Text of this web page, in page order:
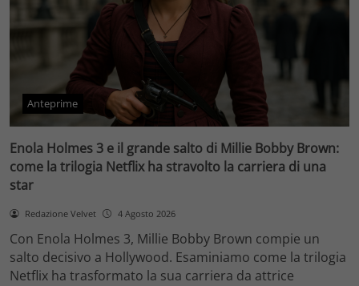
Anteprime
Enola Holmes 3 e il grande salto di Millie Bobby Brown:
come la trilogia Netflix ha stravolto la carriera di una
star
Redazione Velvet 4 Agosto 2026
Con Enola Holmes 3, Millie Bobby Brown compie un
salto decisivo a Hollywood. Esaminiamo come la trilogia
Netflix ha trasformato la sua carriera da attrice